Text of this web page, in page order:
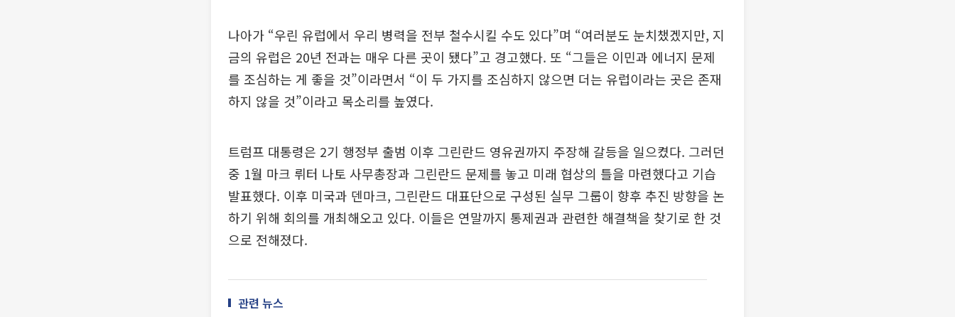
나아가 “우린 유럽에서 우리 병력을 전부 철수시킬 수도 있다”며 “여러분도 눈치챘겠지만, 지
금의 유럽은 20년 전과는 매우 다른 곳이 됐다”고 경고했다. 또 “그들은 이민과 에너지 문제
를 조심하는 게 좋을 것”이라면서 “이 두 가지를 조심하지 않으면 더는 유럽이라는 곳은 존재
하지 않을 것”이라고 목소리를 높였다.
트럼프 대통령은 2기 행정부 출범 이후 그린란드 영유권까지 주장해 갈등을 일으켰다. 그러던
중 1월 마크 뤼터 나토 사무총장과 그린란드 문제를 놓고 미래 협상의 틀을 마련했다고 기습
발표했다. 이후 미국과 덴마크, 그린란드 대표단으로 구성된 실무 그룹이 향후 추진 방향을 논
하기 위해 회의를 개최해오고 있다. 이들은 연말까지 통제권과 관련한 해결책을 찾기로 한 것
으로 전해졌다.
관련 뉴스